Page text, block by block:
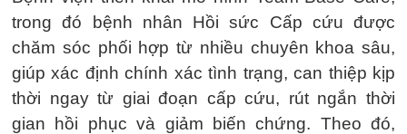
trong đó bệnh nhân Hồi sức Cấp cứu được
chăm sóc phối hợp từ nhiều chuyên khoa sâu,
giúp xác định chính xác tình trạng, can thiệp kịp
thời ngay từ giai đoạn cấp cứu, rút ngắn thời
gian hồi phục và giảm biến chứng. Theo đó,